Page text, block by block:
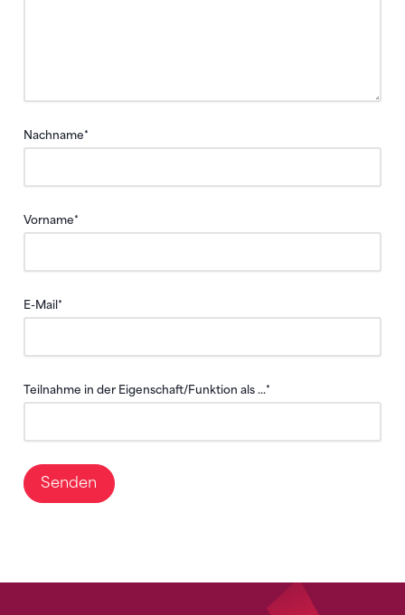
Nachname*
Vorname*
E-Mail *
Teilnahme in der Eigenschaft/Funktion als ...*